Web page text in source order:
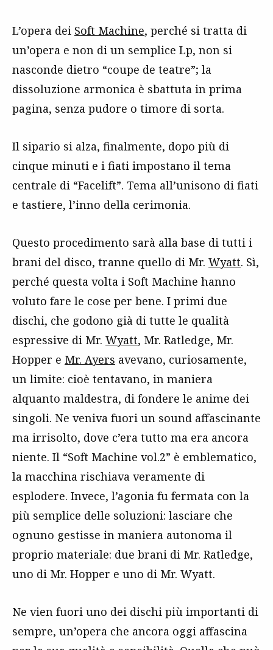
L’opera dei Soft Machine, perché si tratta di
un’opera e non di un semplice Lp, non si
nasconde dietro “coupe de teatre”; la
dissoluzione armonica è sbattuta in prima
pagina, senza pudore o timore di sorta.
Il sipario si alza, finalmente, dopo più di
cinque minuti e i fiati impostano il tema
centrale di “Facelift”. Tema all’unisono di fiati
e tastiere, l’inno della cerimonia.
Questo procedimento sarà alla base di tutti i
brani del disco, tranne quello di Mr. Wyatt. Sì,
perché questa volta i Soft Machine hanno
voluto fare le cose per bene. I primi due
dischi, che godono già di tutte le qualità
espressive di Mr. Wyatt, Mr. Ratledge, Mr.
Hopper e Mr. Ayers avevano, curiosamente,
un limite: cioè tentavano, in maniera
alquanto maldestra, di fondere le anime dei
singoli. Ne veniva fuori un sound affascinante
ma irrisolto, dove c’era tutto ma era ancora
niente. Il “Soft Machine vol.2” è emblematico,
la macchina rischiava veramente di
esplodere. Invece, l’agonia fu fermata con la
più semplice delle soluzioni: lasciare che
ognuno gestisse in maniera autonoma il
proprio materiale: due brani di Mr. Ratledge,
uno di Mr. Hopper e uno di Mr. Wyatt.
Ne vien fuori uno dei dischi più importanti di
sempre, un’opera che ancora oggi affascina